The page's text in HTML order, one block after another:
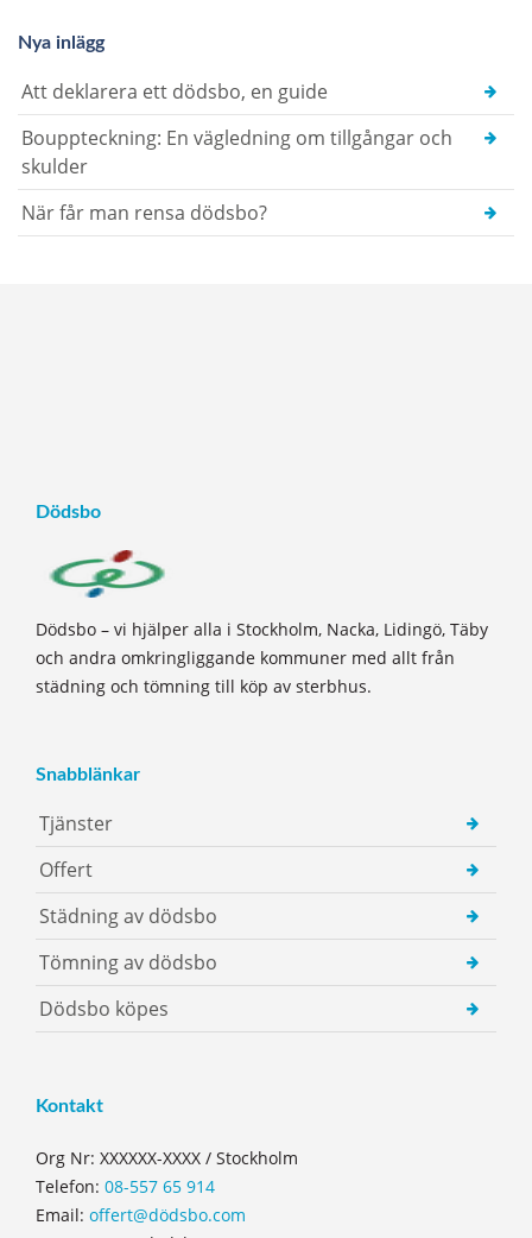
Nya inlägg
Att deklarera ett dödsbo, en guide
Bouppteckning: En vägledning om tillgångar och
skulder
När får man rensa dödsbo?
Dödsbo
Dödsbo – vi hjälper alla i Stockholm, Nacka, Lidingö, Täby
och andra omkringliggande kommuner med allt från
städning och tömning till köp av sterbhus.
Snabblänkar
Tjänster
Offert
Städning av dödsbo
Tömning av dödsbo
Dödsbo köpes
Kontakt
Org Nr: XXXXXX-XXXX / Stockholm
Telefon: 08-557 65 914
Email: offert@dödsbo.com